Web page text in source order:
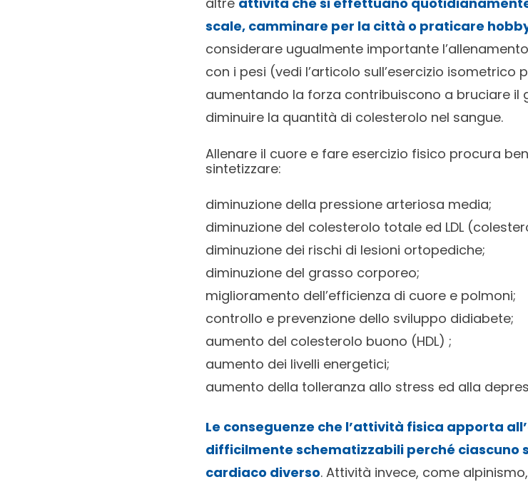
scale, camminare per la città o praticare
considerare ugualmente importante
con i pesi (vedi l’articolo sull’esercizio isometrico
aumentando la forza contribuiscono a bruciare il
diminuire la quantità di colesterolo nel sangue.
Allenare il cuore e fare esercizio fisico procura
sintetizzare:
diminuzione della pressione arteriosa media;
diminuzione del colesterolo totale ed LDL
diminuzione dei rischi di lesioni ortopediche;
diminuzione del grasso corporeo;
miglioramento dell’efficienza di cuore e polmoni;
controllo e prevenzione dello sviluppo didiabete;
aumento del colesterolo buono (HDL) ;
aumento dei livelli energetici;
aumento della tolleranza allo stress ed alla
Le conseguenze che l’attività fisica apporta
difficilmente schematizzabili perché ciascuno
cardiaco diverso. Attività invece, come